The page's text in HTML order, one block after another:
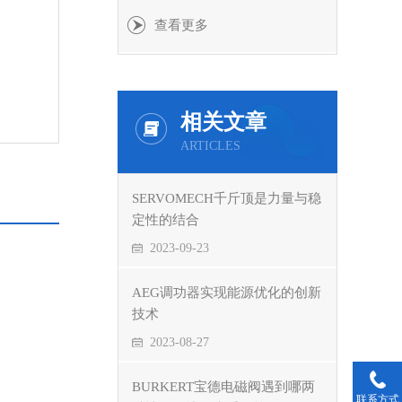
查看更多
相关文章
ARTICLES
SERVOMECH千斤顶是力量与稳
定性的结合
2023-09-23
AEG调功器实现能源优化的创新
技术
2023-08-27
BURKERT宝德电磁阀遇到哪两
联系方式